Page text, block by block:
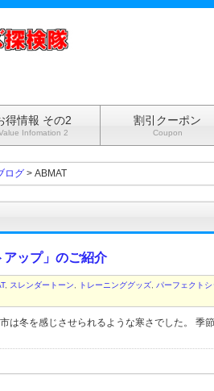
得情報 その2
Infomation 2
割引クーポン
Coupon
ログ > ABMAT
アップ」のご紹介
, スレンダートーン, トレーニンググッズ, パーフェクト
は冬を感じさせられるような寒さでした。 季